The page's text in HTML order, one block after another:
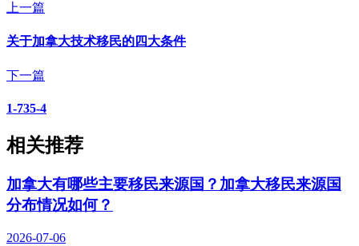
上一篇
关于加拿大技术移民的四大条件
下一篇
1-735-4
相关推荐
加拿大有哪些主要移民来源国？加拿大移民来源国
分布情况如何？
2026-07-06